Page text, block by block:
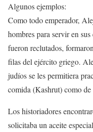
Algunos ejemplos:
Como todo emperador,
hombres para servir en
fueron reclutados,
filas del ejército griego.
judíos se les permitiera
comida (Kashrut) como
Los historiadores
solicitaba un aceite